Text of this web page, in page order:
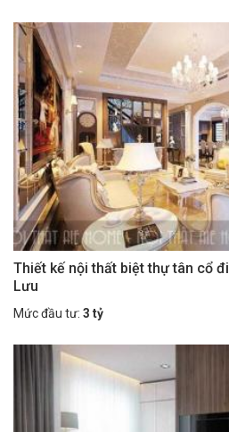
Thiết kế nội thất biệt thự tân cổ
Lưu
Mức đầu tư: 3 tỷ